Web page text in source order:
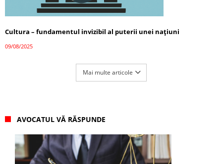
Cultura – fundamentul invizibil al puterii unei națiuni
09/08/2025
Mai multe articole
AVOCATUL VĂ RĂSPUNDE